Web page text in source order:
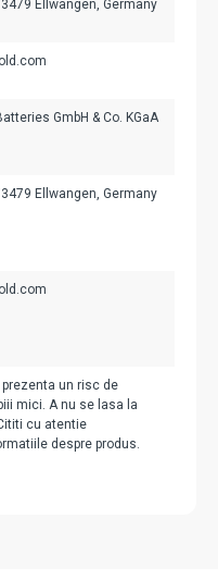
Ellwangen, Germany
GmbH & Co. KGaA
Ellwangen, Germany
un risc de
mici. A nu se lasa la
cu atentie
despre produs.